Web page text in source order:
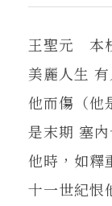
王聖元 本
美麗人生
他而傷（他
是末期 塞
他時，如釋
十一世紀恨